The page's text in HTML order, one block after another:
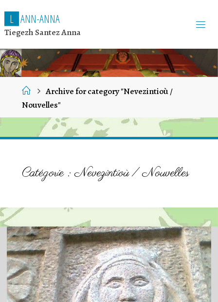
L ANN-ANNA
Tiegezh Santez Anna
HomeArchive for category "Nevezintioù /
Nouvelles"
Catégorie :Nevezintioù / Nouvelles